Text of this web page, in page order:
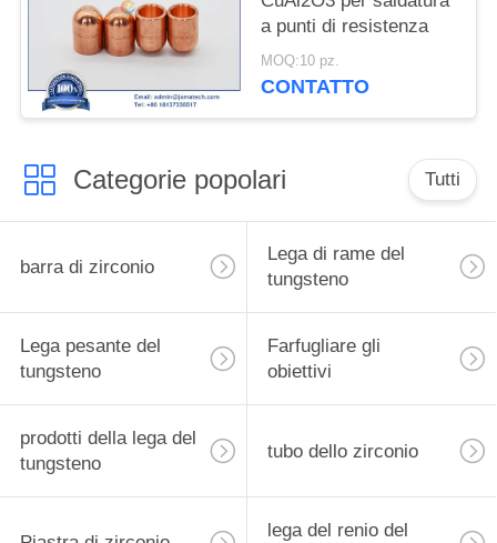
a punti di resistenza
MOQ:10 pz.
CONTATTO
Categorie popolari Tutti
barra di zirconio
Lega di rame del
tungsteno
Lega pesante del
tungsteno
Farfugliare gli
obiettivi
prodotti della lega del
tungsteno
tubo dello zirconio
lega del renio del